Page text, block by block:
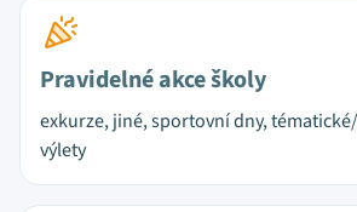
Pravidelné akce školy
exkurze, jiné, sportovní dny,
výlety